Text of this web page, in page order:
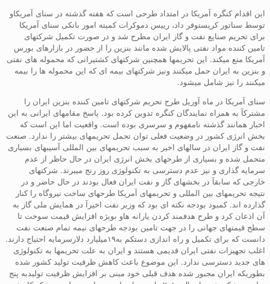
این اقدام کنگره آمریکا در امتداد طرحی است که هفته گذشته در سنای آمریکاو
توسط سناتور کریستوفر داد، رییس دموکرات کمیته امور بانکی سنای آمریکا
برای تحریم صنایع نفت و گاز ایران مطرح شد و در صورت تکمیل شرکتهای
تامین کننده مواد نفتی پالایش شده مانند بنزین را از حضور در بازارهای بورس
آمریکا منع میکند. این تحریمها همچنین شرکتهای کشتیرانی که محموله های نفتی
و بنزین به ایران حمل میکنند ونیز شرکتهای بیمه ای که این محموله ها را بیمه
میکنند را نیز شامل میشود.
سنای آمریکا در ماه آوریل طرح تحریم شرکتهای تامین کننده بنزین ایران را
مشترکآ به همراه نمایندگان کنگره تدوین کرده بود. پاسخ مقامهای ایرانی به این
اخبار همانند گذشته نامفهوم و سرسری بوده است. واقعیت اما این است که
بخش انرژی کشور در وضعیت فعلی توان تحمل تحریمهای بیشتر را ندارد. صنعت
نفت و گاز ایران در سالهای اخیر به سبب تحریمهای بین المللی آسیبهای بسیاری
متحمل شده و بسیاری از طرحهای بخش انرژی ایران در حال حاظر از عدم
سرمایه گذاری و نیز عدم دسترسی به تکنولوژی روز رنج میبرند. شرکتهای
خارجی که سابقآ در بخشهای گاز و نفت ایران فعال بودند در حال حاضر و در
نتیجه تحریمهای بین المللی و تحریمهای آمریکا طرحهای ساخت نیروگاه را کنار
گذارده اند. کمبود بودجه نکته ای بود که وزیر نفت اخیرآ در همایش ملی گاز به
آن اذعان کرد و طرح هدفمند کردن یارانه هاو بویژه افزایش قیمت سوخت تا
سطح قیمتهای جهانی را در جهت تامین بودجه طرحهای نیمه تمام صنعت نفت
دانست که برای تکمیل و راه اندازی دستکم به۱۹میلیارد دلارسرمایه احتیاج دارند.
اغلب تجهیزات نفتی ایران قدیمی هستند و ایران به علت تحریمها به تکنولوژی
های جدید دسترسی ندارد. این موضوع باعث کاهش ظرفیت تولید کشور شده
بطوریکه ایران مجبور شده هدف قبلی خود مبنی بر افزایش ظرفیت تولیدبه پنج